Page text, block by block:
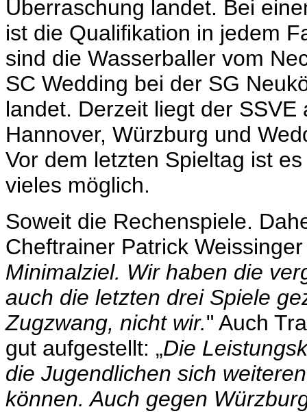
Überraschung landet. Bei
ist die Qualifikation in jedem
sind die Wasserballer vom
SC Wedding bei der SG
landet. Derzeit liegt der
Hannover, Würzburg und
Vor dem letzten Spieltag ist
vieles möglich.
Soweit die Rechenspiele.
Cheftrainer Patrick
Minimalziel. Wir haben die
auch die letzten drei Spiele
Zugzwang, nicht wir." Auch
gut aufgestellt: „Die
die Jugendlichen sich
können. Auch gegen